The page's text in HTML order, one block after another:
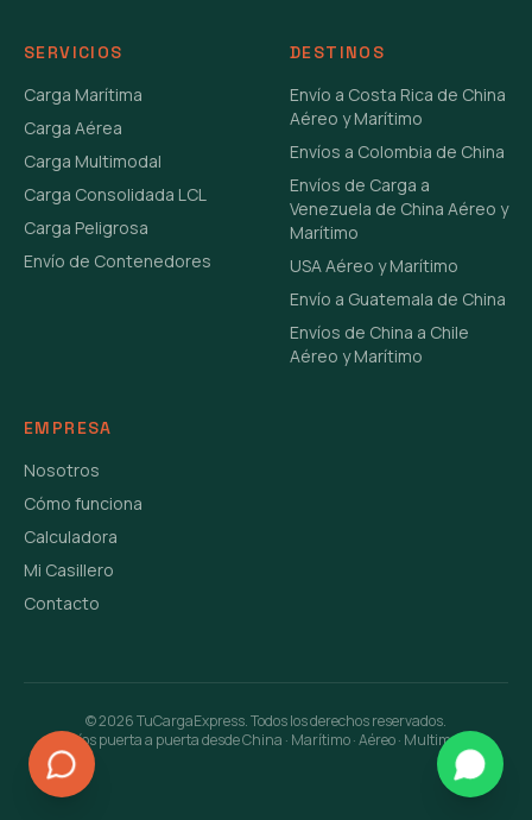
SERVICIOS
Carga Marítima
Carga Aérea
Carga Multimodal
Carga Consolidada LCL
Carga Peligrosa
Envío de Contenedores
DESTINOS
Envío a Costa Rica de China
Aéreo y Marítimo
Envíos a Colombia de China
Envíos de Carga a
Venezuela de China Aéreo y
Marítimo
USA Aéreo y Marítimo
Envío a Guatemala de China
Envíos de China a Chile
Aéreo y Marítimo
EMPRESA
Nosotros
Cómo funciona
Calculadora
Mi Casillero
Contacto
©2026TuCargaExpress. Todos los derechos reservados.
Envíos puerta a puerta desde China · Marítimo · Aéreo · Multimodal